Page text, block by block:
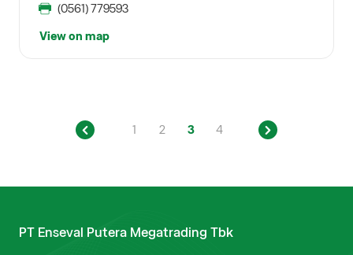
(0561) 779593
View on map
1 2 3 4
PT Enseval Putera Megatrading Tbk